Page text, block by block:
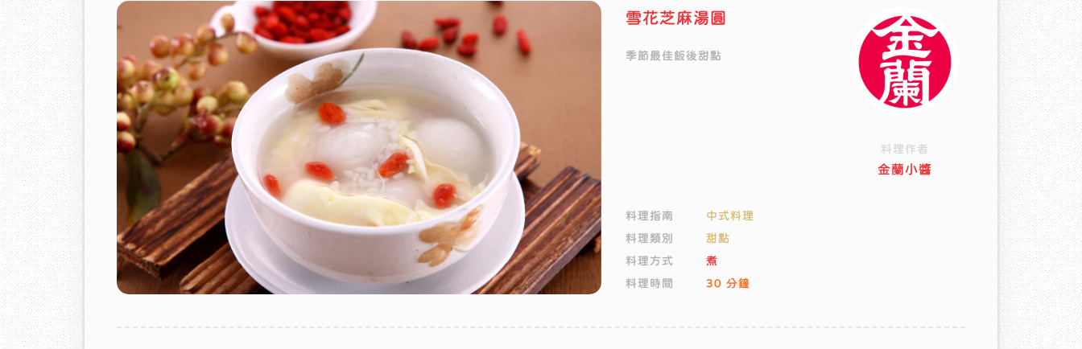
料理作者
金蘭小醬
雪花芝麻湯圓
季節最佳飯後甜點
料理指南
中式料理
料理類別
甜點
料理方式
煮
料理時間
30 分鐘